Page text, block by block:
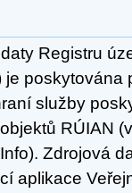
Registru
je poskytována
služby
RÚIAN
Zdrojová
aplikace